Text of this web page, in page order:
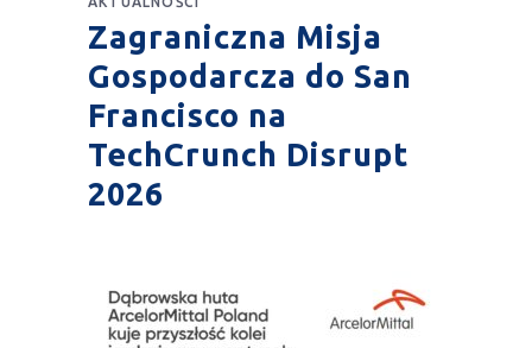
Zagraniczna Misja
Gospodarcza do San
Francisco na
TechCrunch Disrupt
2026